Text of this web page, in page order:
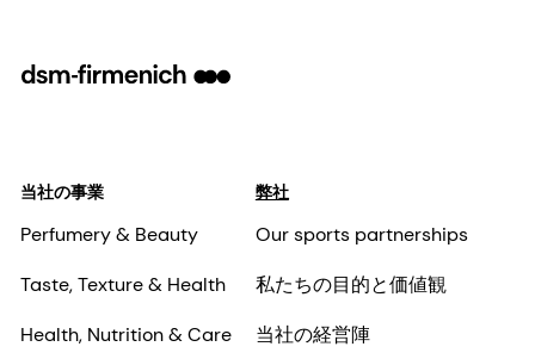
当社の事業
Perfumery & Beauty
Taste, Texture & Health
Health, Nutrition & Care
弊社
Our sports partnerships
私たちの目的と価値観
当社の経営陣